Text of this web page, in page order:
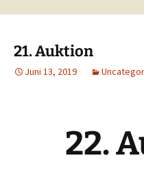
21. Auktion
Juni 13, 2019
22.